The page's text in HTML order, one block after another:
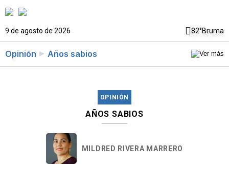
9 de agosto de 2026 82°Bruma
Opinión Años sabios
OPINIÓN
AÑOS SABIOS
MILDRED RIVERA MARRERO